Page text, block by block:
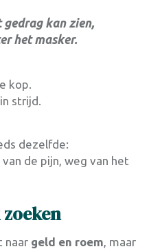
gedrag kan zien,
het masker.
kop.
strijd.
dezelfde:
de pijn, weg van het
naar geld en roem, maar